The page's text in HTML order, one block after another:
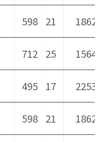
598 21 1862
712 25 1564
495 17 2253
598 21 1862